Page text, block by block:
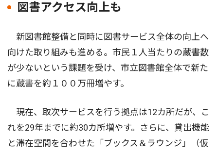
図書アクセス向上も
新図書館整備と同時に図書サービス全体の向上へ
向けた取り組みも進める。市民１人当たりの蔵書数
が少ないという課題を受け、市立図書館全体で新た
に蔵書を約１００万冊増やす。
現在、取次サービスを行う拠点は12カ所だが、こ
れを29年までに約30カ所増やす。さらに、貸出機能
と滞在空間を合わせた「ブックス＆ラウンジ」（仮